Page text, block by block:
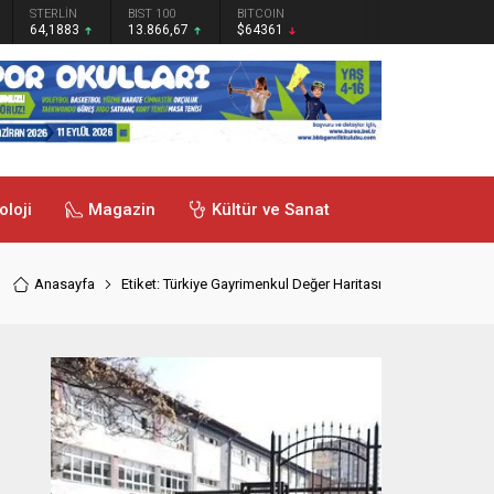
STERLİN
64,1883
BIST 100
13.866,67
BITCOIN
$64361
Magazin Kültür ve Sanat
Anasayfa Etiket: Türkiye Gayrimenkul Değer Haritası